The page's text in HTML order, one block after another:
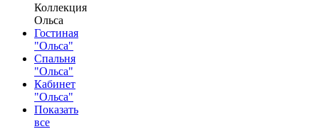
Коллекция
Ольса
Гостиная
"Ольса"
Спальня
"Ольса"
Кабинет
"Ольса"
Показать
все